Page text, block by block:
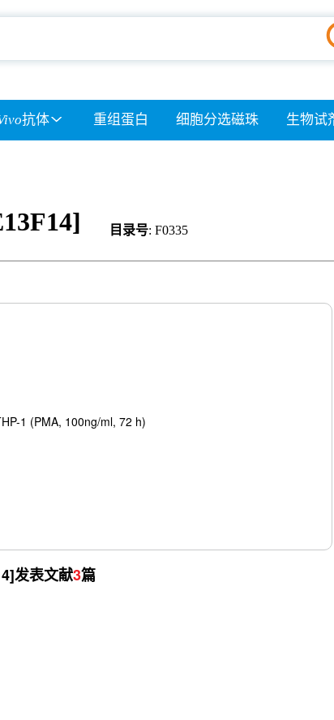
抗体 重组蛋白 细胞分选磁珠 生物试
目录号: F0335
1 (PMA, 100ng/ml, 72 h)
发表文献3篇